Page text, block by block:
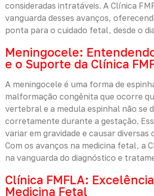
consideradas intratáveis. A Clínica
vanguarda desses avanços,
ponta para o cuidado fetal, desde o
Meningocele:
e o Suporte da Clínica
A meningocele é uma forma de
malformação congênita que ocorre
vertebral e a medula espinhal não se
corretamente durante a gestação.
variar em gravidade e causar diversas
Com os avanços na medicina fetal, a
na vanguarda do diagnóstico e
Clínica FMFLA:
Medicina Fetal